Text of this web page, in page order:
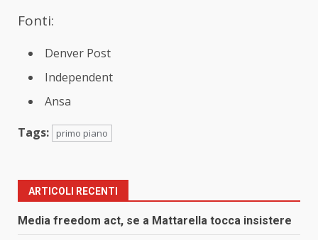
Fonti:
Denver Post
Independent
Ansa
Tags:
primo piano
ARTICOLI RECENTI
Media freedom act, se a Mattarella tocca insistere